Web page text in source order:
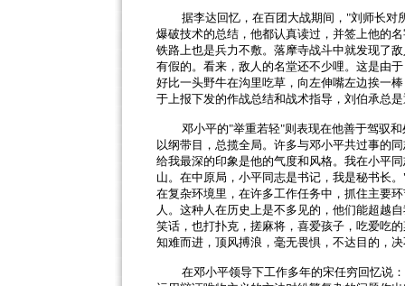
据李达回忆，在百团大战期间， "刘师长对
爆破技术的总结，他都认真读过，并签上他的
铁路上也是兵力不敷。落摩寺战斗中就发现了
有假的。看来，敌人的名堂还不少哩。这是由
好比一头野牛在沟里吃草，向左伸嘴左边挨一
于上报下发的作战总结和战术指导，刘伯承总
邓小平的"举重若轻"则表现在他善于驾驭
以纲带目，总揽全局。许多与邓小平共过事的
给我最深的印象是他的气度和风格。我在小平
山。在中原局，小平同志是书记，我是秘书长。
在复杂环境里，在许多工作任务中，抓住主要
人。这种人在历史上是不多见的，他们能超越
笑话，也打扑克，搓麻将，喜爱孩子，吃爱吃
知难而进，顶风搏浪，毫无畏惧，不达目的，
在邓小平领导下工作多年的宋任穷回忆说：